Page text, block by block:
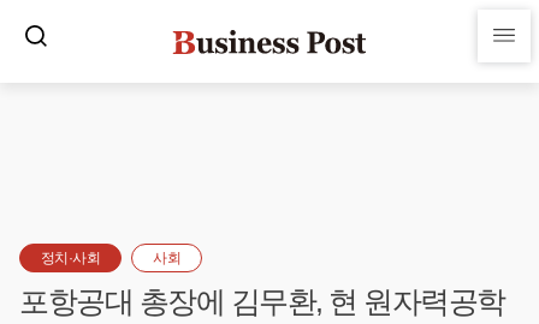
정치·사회 사회
포항공대 총장에 김무환, 현 원자력공학